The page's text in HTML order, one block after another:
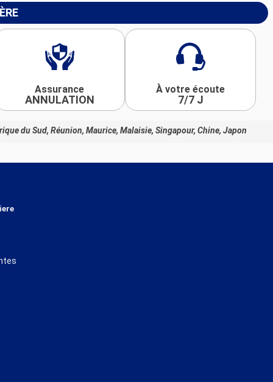
Assurance
ANNULATION
À votre écoute
7/7 J
du Sud, Réunion, Maurice, Malaisie, Singapour, Chine, Japon